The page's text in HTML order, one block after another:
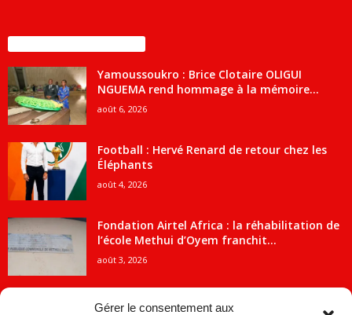
Gérer le consentement aux
Yamoussoukro : Brice Clotaire OLIGUI
NGUEMA rend hommage à la mémoire...
août 6, 2026
Football : Hervé Renard de retour chez les
Éléphants
août 4, 2026
Fondation Airtel Africa : la réhabilitation de
l’école Methui d’Oyem franchit...
août 3, 2026